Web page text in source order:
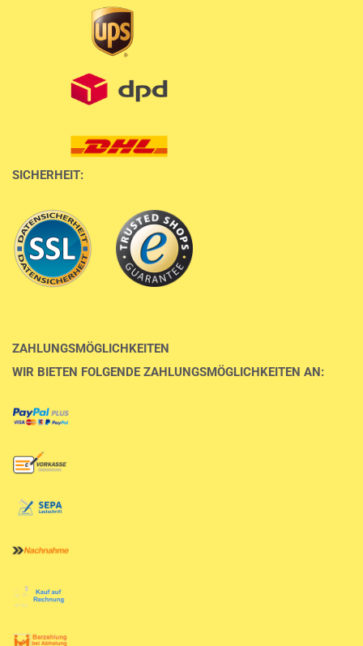
SICHERHEIT:
ZAHLUNGSMÖGLICHKEITEN
WIR BIETEN FOLGENDE ZAHLUNGSMÖGLICHKEITEN AN: